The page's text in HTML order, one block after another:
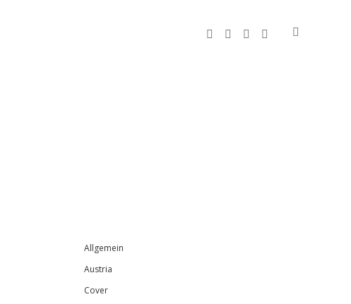
facebookinstagrambandcamp
spotify
Sidebar
Allgemein
Austria
Cover